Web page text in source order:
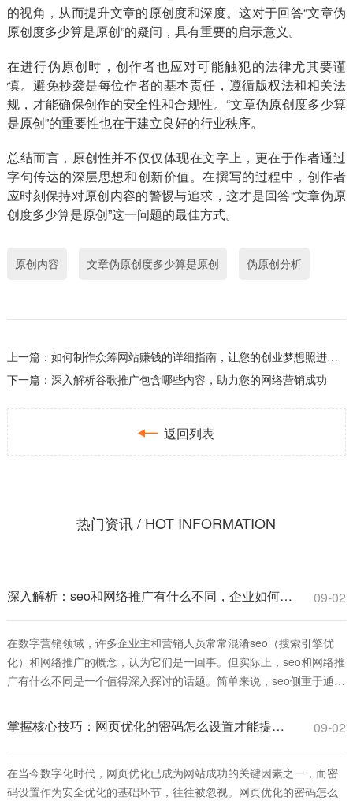
的视角，从而提升文章的原创度和深度。这对于回答“文章伪
原创度多少算是原创”的疑问，具有重要的启示意义。
在进行伪原创时，创作者也应对可能触犯的法律尤其要谨
慎。避免抄袭是每位作者的基本责任，遵循版权法和相关法
规，才能确保创作的安全性和合规性。“文章伪原创度多少算
是原创”的重要性也在于建立良好的行业秩序。
总结而言，原创性并不仅仅体现在文字上，更在于作者通过
字句传达的深层思想和创新价值。在撰写的过程中，创作者
应时刻保持对原创内容的警惕与追求，这才是回答“文章伪原
创度多少算是原创”这一问题的最佳方式。
原创内容 文章伪原创度多少算是原创 伪原创分析
上一篇： 如何制作众筹网站赚钱的详细指南，让您的创业梦想照进现实
下一篇： 深入解析谷歌推广包含哪些内容，助力您的网络营销成功
 返回列表
热门资讯 / HOT INFORMATION
深入解析：seo和网络推广有什么不同，企业如何选择更有效？ 09-02
在数字营销领域，许多企业主和营销人员常常混淆seo（搜索引擎优
化）和网络推广的概念，认为它们是一回事。但实际上，seo和网络推
广有什么不同是一个值得深入探讨的话题。简单来说，seo侧重于通过
期、可持续的流量；而网络推广则是一个更广泛的术语，涵盖多种付
费和免费手段，如社交媒体广告、电
掌握核心技巧：网页优化的密码怎么设置才能提升安全与排名 09-02
在当今数字化时代，网页优化已成为网站成功的关键因素之一，而密
码设置作为安全优化的基础环节，往往被忽视。网页优化的密码怎么